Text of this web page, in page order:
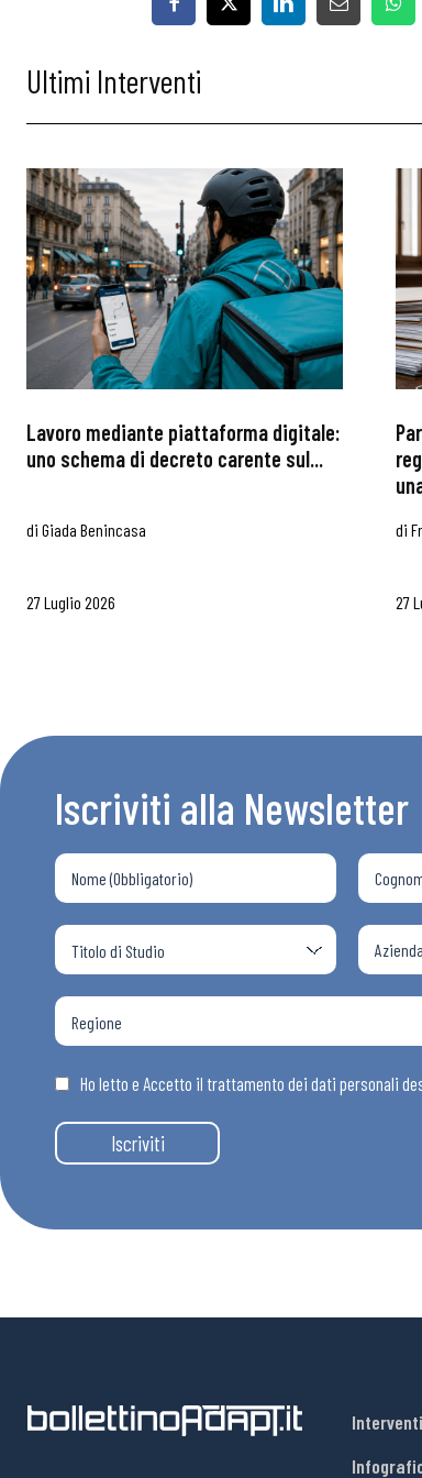
Ultimi Interventi
Lavoro mediante piattaforma digitale:
uno schema di decreto carente sul...
di Giada Benincasa
27 Luglio 2026
di
27
Iscriviti alla Newsletter
Ho letto e Accetto il trattamento dei dati personali
Iscriviti